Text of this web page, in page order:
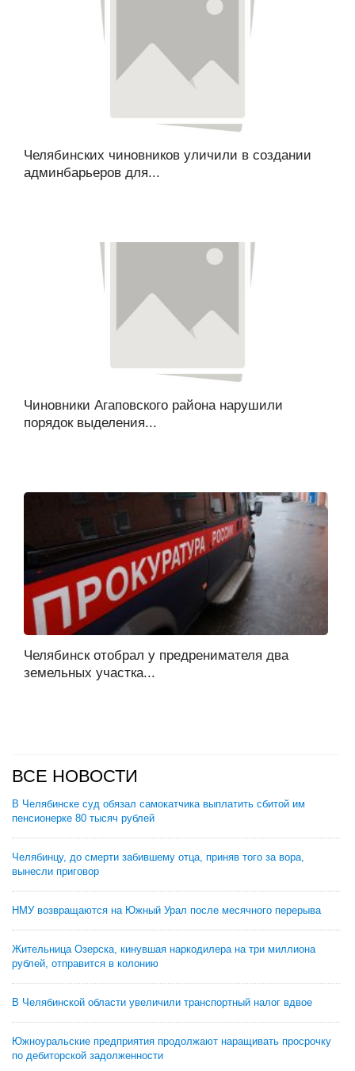
Челябинских чиновников уличили в создании
админбарьеров для...
Чиновники Агаповского района нарушили
порядок выделения...
Челябинск отобрал у предренимателя два
земельных участка...
ВСЕ НОВОСТИ
В Челябинске суд обязал самокатчика выплатить сбитой им
пенсионерке 80 тысяч рублей
Челябинцу, до смерти забившему отца, приняв того за вора,
вынесли приговор
НМУ возвращаются на Южный Урал после месячного перерыва
Жительница Озерска, кинувшая наркодилера на три миллиона
рублей, отправится в колонию
В Челябинской области увеличили транспортный налог вдвое
Южноуральские предприятия продолжают наращивать просрочку
по дебиторской задолженности